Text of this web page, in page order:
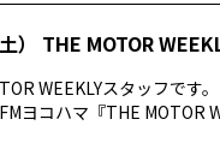
） THE MOTOR
WEEKLYスタッフです
ヨコハマ『THE MOTOR